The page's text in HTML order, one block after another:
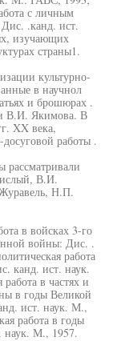
с личным
.канд. ист.
изучающих
страны1.
культурно-
в научнол
и брошюрах .
В.И. Якимова. В
XX века,
работы .
рассматривали
В.И.
Н.П.
в войсках 3-го
войны: Дис. .
работа
канд. ист. наук.
в частях и
в годы Великой
ист. наук. М.,
работа в годы
наук. М., 1957.